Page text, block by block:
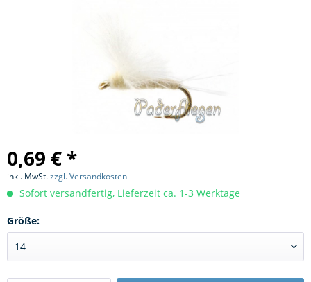
0,69 € *
inkl. MwSt.zzgl. Versandkosten
Sofort versandfertig, Lieferzeit ca. 1-3 Werktage
Größe: